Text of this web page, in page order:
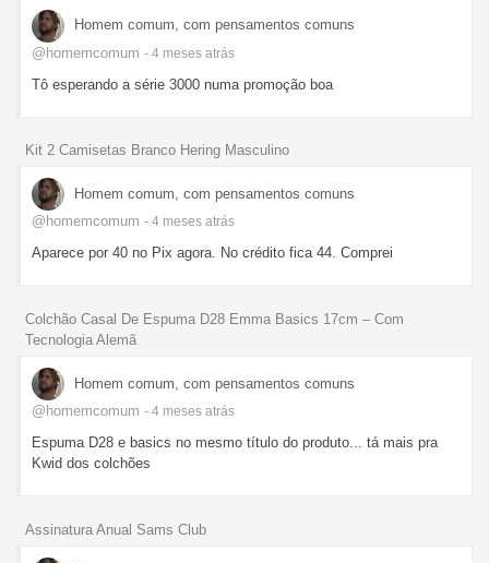
Homem comum, com pensamentos comuns
@homemcomum - 4 meses atrás
Tô esperando a série 3000 numa promoção boa
Kit 2 Camisetas Branco Hering Masculino
Homem comum, com pensamentos comuns
@homemcomum - 4 meses atrás
Aparece por 40 no Pix agora. No crédito fica 44. Comprei
Colchão Casal De Espuma D28 Emma Basics 17cm – Com
Tecnologia Alemã
Homem comum, com pensamentos comuns
@homemcomum - 4 meses atrás
Espuma D28 e basics no mesmo título do produto... tá mais pra
Kwid dos colchões
Assinatura Anual Sams Club